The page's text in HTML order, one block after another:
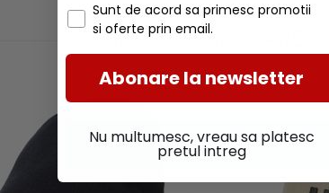
PRODUSE SIMILARE
Sunt de acord sa primesc promotii
si oferte prin email.
Abonare la newsletter
Nu multumesc, vreau sa platesc
pretul intreg